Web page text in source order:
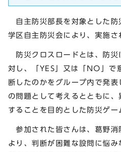
自主防災部長を対象とした防
学区自主防災会により、実施さ
防災クロスロードとは、防災
対し、「YES」又は「NO」で
断したのかをグループ内で発
の問題として考えるとともに
することを目的とした防災ゲー
参加された皆さんは、葛野消
より、判断が困難な設問に悩み